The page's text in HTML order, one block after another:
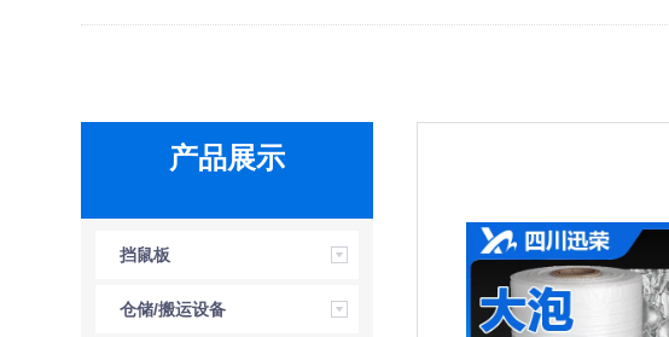
产品展示
挡鼠板
仓储/搬运设备